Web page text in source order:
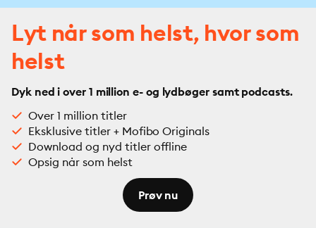
Lyt når som helst, hvor som
helst
Dyk ned i over 1 million e- og lydbøger samt podcasts.
Over 1 million titler
Eksklusive titler + Mofibo Originals
Download og nyd titler offline
Opsig når som helst
Prøv nu